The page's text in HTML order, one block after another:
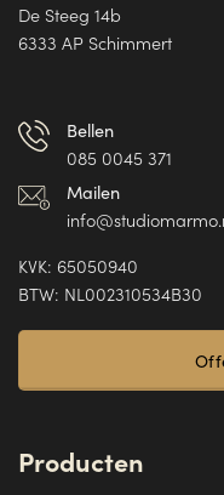
De Steeg 14b
6333 AP Schimmert
Bellen
085 0045 371
Mailen
KVK: 65050940
BTW: NL002310534B30
Producten